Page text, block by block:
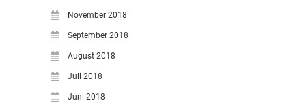
November 2018
September 2018
August 2018
Juli 2018
Juni 2018